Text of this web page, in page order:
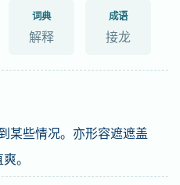
词典
解释
成语
接龙
某些情况。亦形容遮遮盖
。